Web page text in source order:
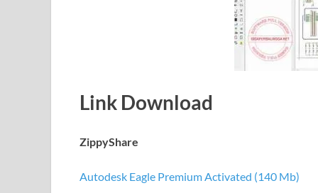
Link Download
ZippyShare
Autodesk Eagle Premium Activated (140 Mb)